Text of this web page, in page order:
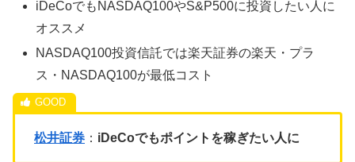
iDeCoでもNASDAQ100やS&P500に投資したい人に
オススメ
NASDAQ100投資信託では楽天証券の楽天・プラ
ス・NASDAQ100が最低コスト
松井証券 ： iDeCoでもポイントを稼ぎたい人に